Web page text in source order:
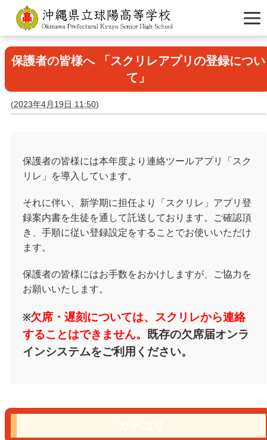
保護者の皆様へ 「スクリレアプリの登録につい
て」
(2023年4月19日 11:50)
保護者の皆様には本年度より連絡ツールアプリ「スク
リレ」を導入しています。
それに伴い、新学期に担任より「スクリレ」アプリ登
録案内書を生徒を通して託送しております。ご確認頂
き、手順に従い登録設定をすることでお使いいただけ
ます。
保護者の皆様にはお手数をおかけしますが、ご協力を
お願いいたします。
※欠席・遅刻については、スクリレから連絡
することはできません。
既存の欠席届オンラ
インシステムをご利用ください。